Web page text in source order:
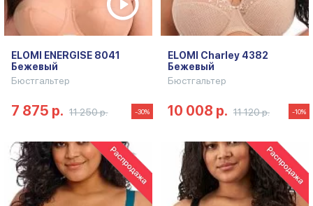
ELOMI ENERGISE 8041
Бежевый
Бюстгальтер
7 875 р. 11 250 р. -30%
ELOMI Charley 4382
Бежевый
Бюстгальтер
10 008 р. 11 120 р. -10%